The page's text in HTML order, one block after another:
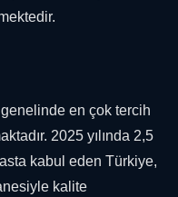
en çok tercih
2025 yılında 2,5
kabul eden Türkiye,
kalite